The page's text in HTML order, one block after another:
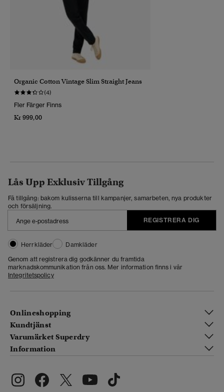
Organic Cotton Vintage Slim Straight Jeans
(4)
Fler Färger Finns
Kr 999,00
Lås Upp Exklusiv Tillgång
Få tillgång: bakom kulisserna till kampanjer, samarbeten, nya produkter
och försäljning.
REGISTRERA DIG
Herrkläder
Damkläder
Genom att registrera dig godkänner du framtida
marknadskommunikation från oss. Mer information finns i vår
Integritetspolicy
Onlineshopping
Kundtjänst
Varumärket Superdry
Information